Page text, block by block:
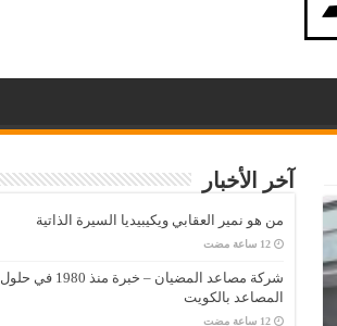
آخر الأخبار
من هو نمير العقابي ويكيبيديا السيرة الذاتية
‏12 ساعة مضت
شركة مصاعد المضيان – خبرة منذ 1980 في حلول
المصاعد بالكويت
‏12 ساعة مضت